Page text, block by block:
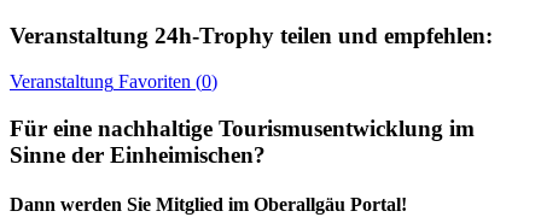
Veranstaltung 24h-Trophy teilen und empfehlen:
Veranstaltung Favoriten (0)
Für eine nachhaltige Tourismusentwicklung im
Sinne der Einheimischen?
Dann werden Sie Mitglied im Oberallgäu Portal!